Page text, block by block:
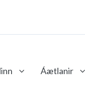
Áætlanir